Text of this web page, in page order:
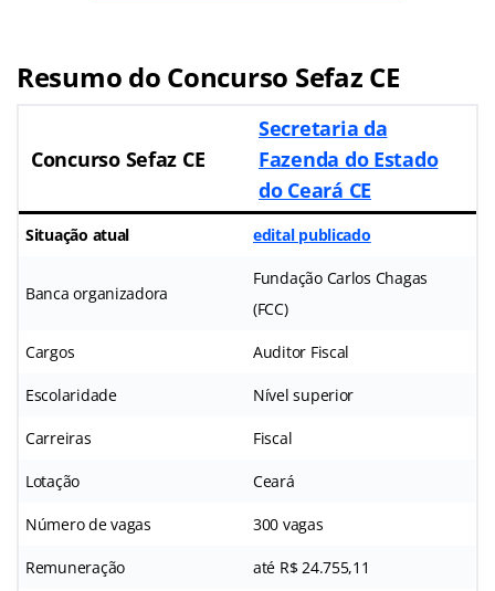
Resumo do Concurso Sefaz CE
Concurso Sefaz CE
Secretaria da
Fazenda do Estado
do Ceará CE
Situação atual edital publicado
Banca organizadora
Fundação Carlos Chagas
(FCC)
Cargos Auditor Fiscal
Escolaridade Nível superior
Carreiras Fiscal
Lotação Ceará
Número de vagas 300 vagas
Remuneração até R$ 24.755,11